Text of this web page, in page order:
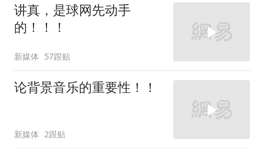
讲真，是球网先动手
的！！！
新媒体 57跟贴
论背景音乐的重要性！！
新媒体 2跟贴